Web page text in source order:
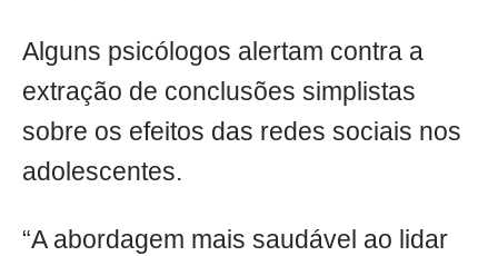
Alguns psicólogos alertam contra a
extração de conclusões simplistas
sobre os efeitos das redes sociais nos
adolescentes.
“A abordagem mais saudável ao lidar